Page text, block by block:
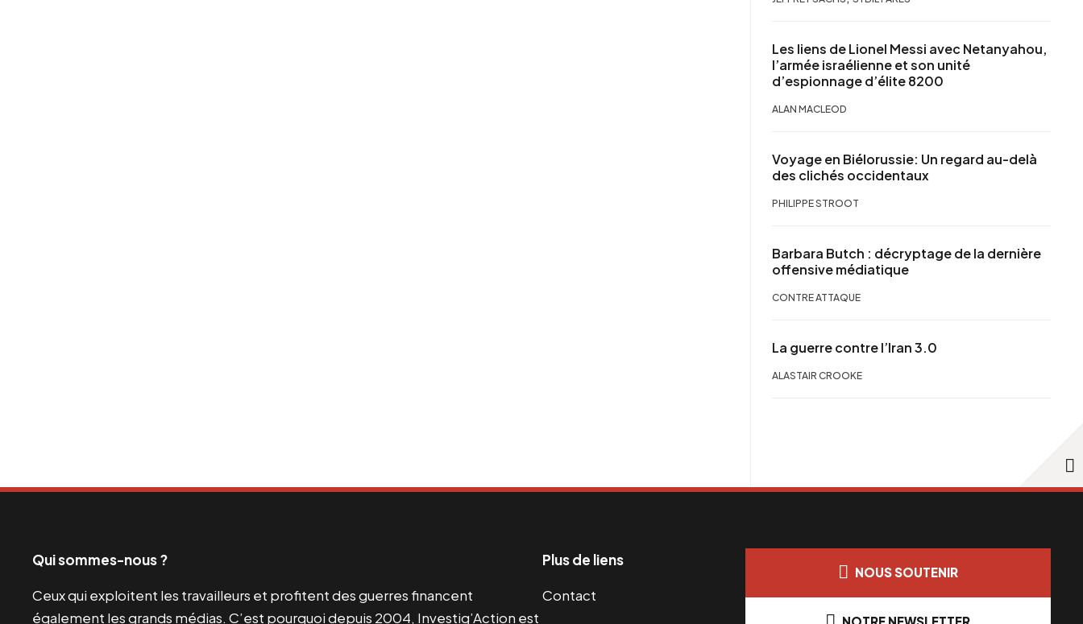
Les liens de Lionel Messi avec Netanyahou,
l’armée israélienne et son unité
d’espionnage d’élite 8200
ALAN MACLEOD
Voyage en Biélorussie: Un regard au-delà
des clichés occidentaux
PHILIPPE STROOT
Barbara Butch : décryptage de la dernière
offensive médiatique
CONTRE ATTAQUE
La guerre contre l’Iran 3.0
ALASTAIR CROOKE
Qui sommes-nous ?
Ceux qui exploitent les travailleurs et profitent des guerres financent
également les grands médias. C’est pourquoi depuis 2004, Investig’Action est
Plus de liens
Contact
NOUS SOUTENIR